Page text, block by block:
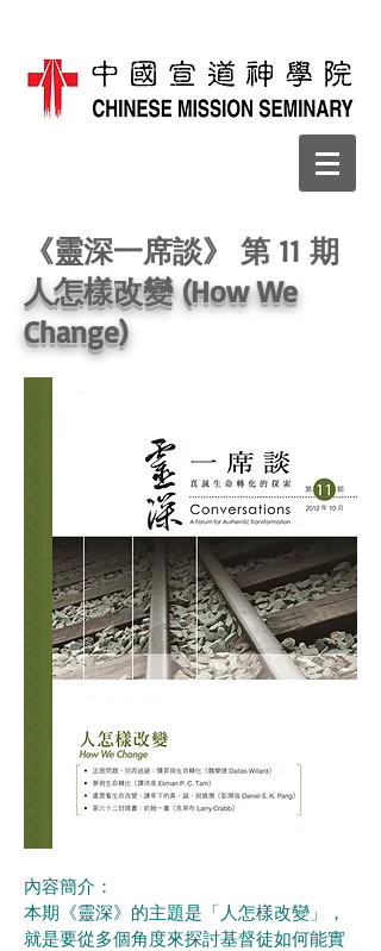
《靈深一席談》 第 11 期
人怎樣改變 (How We
Change)
內容簡介：
本期《靈深》的主題是「人怎樣改變」，
就是要從多個角度來探討基督徒如何能實